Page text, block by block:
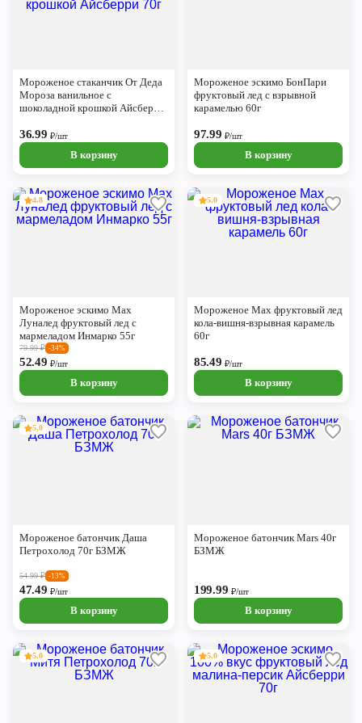
Мороженое стаканчик От Деда
Мороза ванильное с
шоколадной крошкой Айсберри
36.99₽/шт
В корзину
Мороженое эскимо БонПари
фруктовый лед с взрывной
карамелью 60г
97.99₽/шт
В корзину
4.8
Мороженое эскимо Max
Луналед фруктовый лед с
мармеладом Инмарко 55г
79.99₽ -34%
52.49₽/шт
В корзину
5.0
Мороженое Max фруктовый лед
кола-вишня-взрывная карамель
60г
85.49₽/шт
В корзину
5.0
Мороженое батончик Даша
Петрохолод 70г БЗМЖ
54.99₽ -13%
47.49₽/шт
В корзину
Мороженое батончик Mars 40г
БЗМЖ
199.99 ₽/шт
В корзину
5.0 5.0